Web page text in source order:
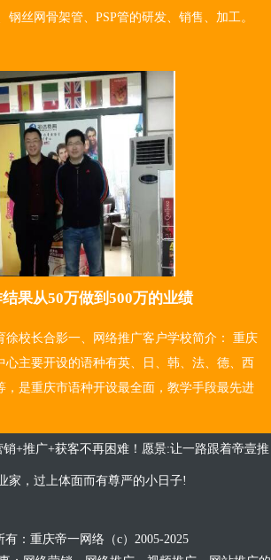
钢丝网骨架管、PSP管的研发、销售、加工。
果从50万做到500万的业绩
徐校长合影一、网络推广客户学校简介： 重庆
心主要开设的语种有英、日、韩、法、德、西
，是重庆市语种开设最全面，教学手段最先进
+推广+获客不再困难！愿景:让一路跟着帝壹推
家，过上体面而有尊严的小日子!
：重庆帝一网络（c） 2005-2025